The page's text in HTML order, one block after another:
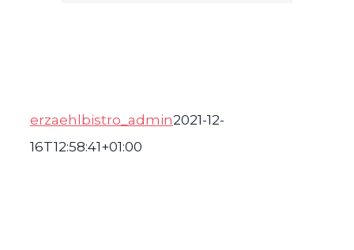
erzaehlbistro_admin2021-12-
16T12:58:41+01:00